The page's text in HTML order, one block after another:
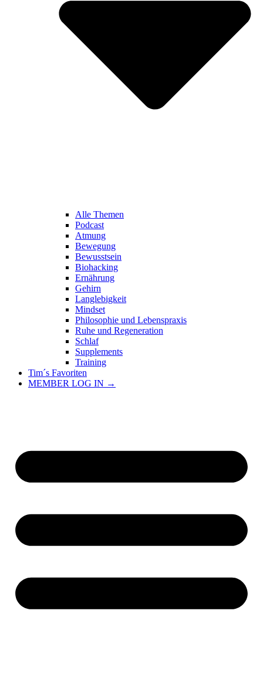
Alle Themen
Podcast
Atmung
Bewegung
Bewusstsein
Biohacking
Ernährung
Gehirn
Langlebigkeit
Mindset
Philosophie und Lebenspraxis
Ruhe und Regeneration
Schlaf
Supplements
Training
Tim´s Favoriten
MEMBER LOG IN →